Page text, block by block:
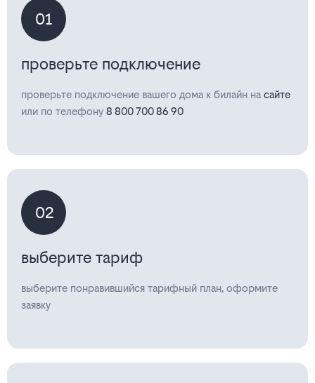
01
проверьте подключение
проверьте подключение вашего дома к билайн на сайте
или по телефону 8 800 700 86 90
02
выберите тариф
выберите понравившийся тарифный план, оформите
заявку